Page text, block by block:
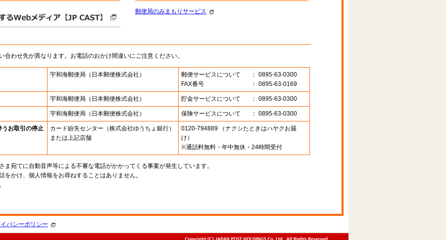
郵便局のみまもりサービス
わせ先が異なります。お電話のおかけ間違いにご注意ください。
宇和海郵便局 （日本郵便株式会社） 郵便サービスについて
： 0895-63-0300
FAX番号
： 0895-63-0169
宇和海郵便局 （日本郵便株式会社） 貯金サービスについて ： 0895-63-0300
宇和海郵便局 （日本郵便株式会社） 保険サービスについて ： 0895-63-0300
うお取引の停止 カード紛失センター （株式会社ゆうちょ銀行）
または上記店舗
0120-794889 （ナクシたときはハヤクお届
け）
※通話料無料・年中無休・24時間受付
ま宛てに自動音声等による不審な電話がかかってくる事案が発生しています。
をかけ、個人情報をお尋ねすることはありません。
バシーポリシー